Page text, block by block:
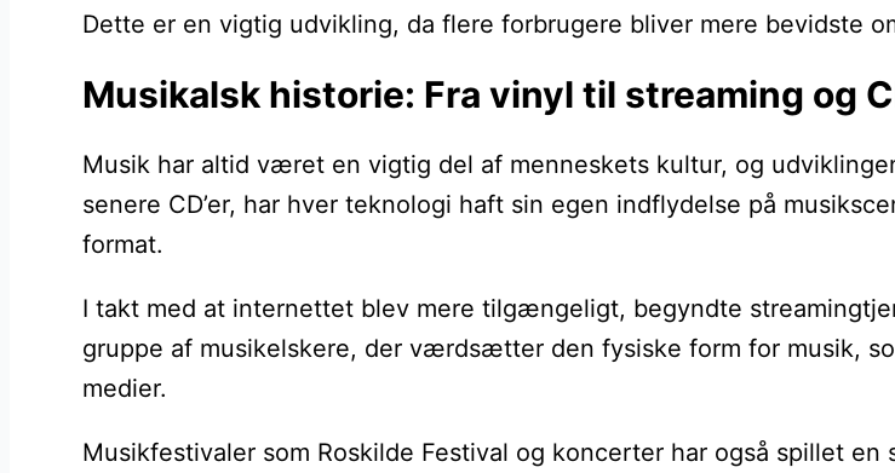
Dette er en vigtig udvikling, da flere forbrugere bliver mere bevidste
Musikalsk historie: Fra vinyl til streaming og
Musik har altid været en vigtig del af menneskets kultur, og
senere CD’er, har hver teknologi haft sin egen indflydelse på
format.
I takt med at internettet blev mere tilgængeligt, begyndte
gruppe af musikelskere, der værdsætter den fysiske form for musik,
medier.
Musikfestivaler som Roskilde Festival og koncerter har også spillet